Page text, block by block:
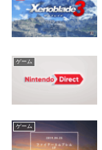
ゲーム
ゲーム